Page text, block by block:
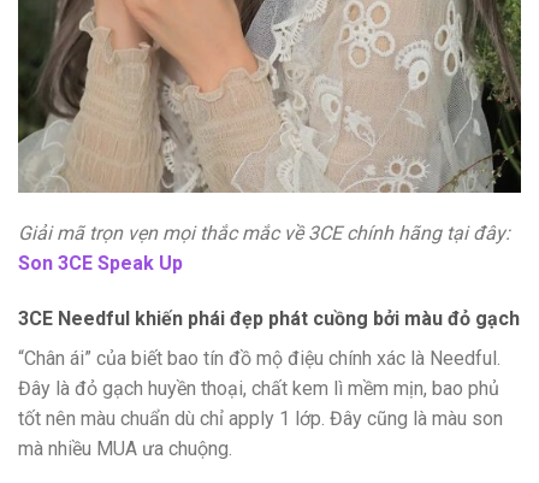
Giải mã trọn vẹn mọi thắc mắc về 3CE chính hãng tại đây:
Son 3CE Speak Up
3CE Needful khiến phái đẹp phát cuồng bởi màu đỏ gạch
“Chân ái” của biết bao tín đồ mộ điệu chính xác là Needful.
Đây là đỏ gạch huyền thoại, chất kem lì mềm mịn, bao phủ
tốt nên màu chuẩn dù chỉ apply 1 lớp. Đây cũng là màu son
mà nhiều MUA ưa chuộng.